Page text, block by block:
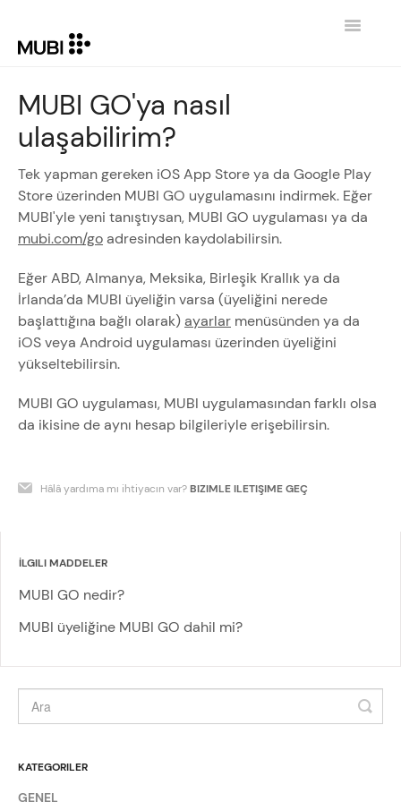
Toggle
GİRİŞE DÖN MUBI.COM
MUBI GO'ya nasıl
ulaşabilirim?
Tek yapman gereken iOS App Store ya da Google Play
Store üzerinden MUBI GO uygulamasını indirmek. Eğer
MUBI'yle yeni tanıştıysan, MUBI GO uygulaması ya da
mubi.com/goadresinden kaydolabilirsin.
Eğer ABD, Almanya, Meksika, Birleşik Krallık ya da
İrlanda’da MUBI üyeliğin varsa (üyeliğini nerede
başlattığına bağlı olarak)ayarlar menüsünden ya da
iOS veya Android uygulaması üzerinden üyeliğini
yükseltebilirsin.
MUBI GO uygulaması, MUBI uygulamasından farklı olsa
da ikisine de aynı hesap bilgileriyle erişebilirsin.
Hâlâ yardıma mı ihtiyacın var?BIZIMLE ILETIŞIME GEÇ
İLGILI MADDELER
MUBI GO nedir?
MUBI üyeliğine MUBI GO dahil mi?
KATEGORILER
GENEL